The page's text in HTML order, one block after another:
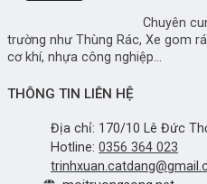
Chuyên
trường như Thùng Rác, Xe gom
cơ khí, nhựa công nghiệp...
THÔNG TIN LIÊN HỆ
Địa chỉ: 170/10 Lê Đức
Hotline: 0356 364 023